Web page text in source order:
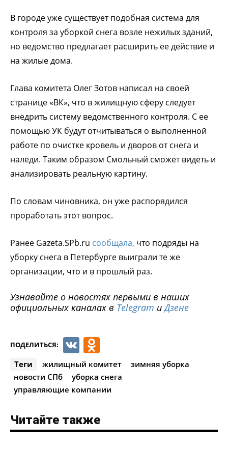
В городе уже существует подобная система для
контроля за уборкой снега возле нежилых зданий,
но ведомство предлагает расширить ее действие и
на жилые дома.
Глава комитета Олег Зотов написал на своей
странице «ВК», что в жилищную сферу следует
внедрить систему ведомственного контроля. С ее
помощью УК будут отчитываться о выполненной
работе по очистке кровель и дворов от снега и
наледи. Таким образом Смольный сможет видеть и
анализировать реальную картину.
По словам чиновника, он уже распорядился
проработать этот вопрос.
Ранее Gazeta.SPb.ru сообщала, что подряды на
уборку снега в Петербурге выиграли те же
организации, что и в прошлый раз.
Узнавайте о новостях первыми в наших
официальных каналах в Telegram иДзене
ПОДЕЛИТЬСЯ: VK
Теги жилищный комитет
зимняя уборка
новости СПб
уборка снега
управляющие компании
Читайте также